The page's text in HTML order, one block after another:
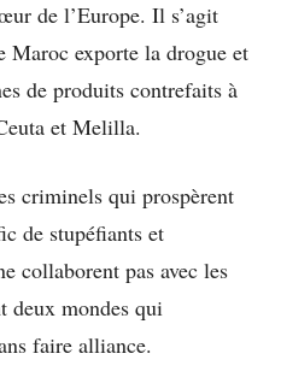
de l’Europe. Il s’agit
Maroc exporte la drogue et
de produits contrefaits à
et Melilla.
criminels qui prospèrent
de stupéfiants et
collaborent pas avec les
deux mondes qui
faire alliance.